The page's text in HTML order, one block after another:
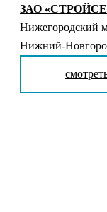
ЗАО
Нижегородский
Нижний-